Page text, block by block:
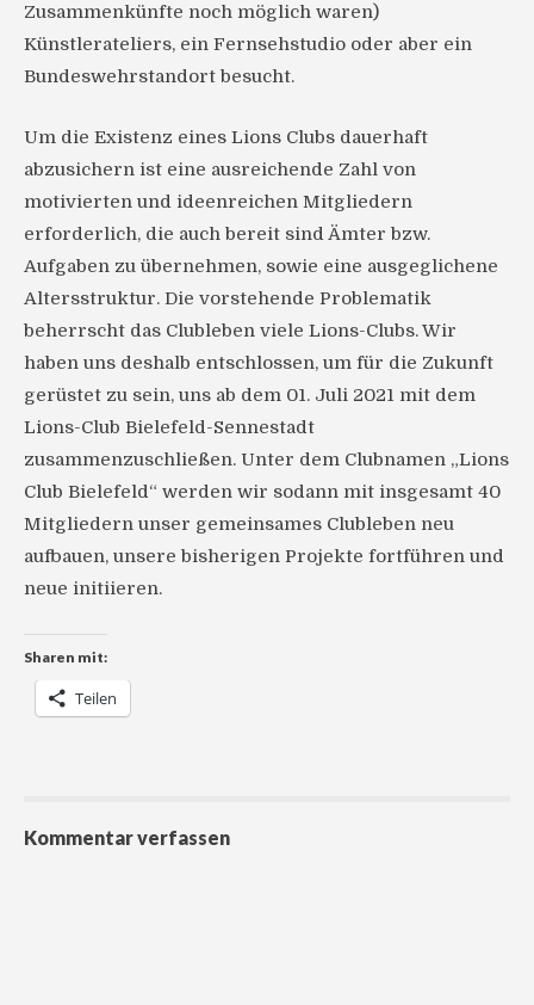
Zusammenkünfte noch möglich waren)
Künstlerateliers, ein Fernsehstudio oder aber ein
Bundeswehrstandort besucht.
Um die Existenz eines Lions Clubs dauerhaft
abzusichern ist eine ausreichende Zahl von
motivierten und ideenreichen Mitgliedern
erforderlich, die auch bereit sind Ämter bzw.
Aufgaben zu übernehmen, sowie eine ausgeglichene
Altersstruktur. Die vorstehende Problematik
beherrscht das Clubleben viele Lions-Clubs. Wir
haben uns deshalb entschlossen, um für die Zukunft
gerüstet zu sein, uns ab dem 01. Juli 2021 mit dem
Lions-Club Bielefeld-Sennestadt
zusammenzuschließen. Unter dem Clubnamen „Lions
Club Bielefeld“ werden wir sodann mit insgesamt 40
Mitgliedern unser gemeinsames Clubleben neu
aufbauen, unsere bisherigen Projekte fortführen und
neue initiieren.
Sharen mit:
Teilen
Kommentar verfassen